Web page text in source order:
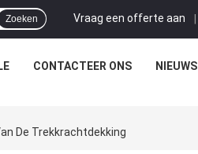
Vraag een offerte aan |
Zoeken
CONTACTEER ONS NIEUWS
De Trekkrachtdekking